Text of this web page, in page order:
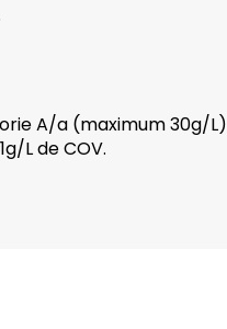
A/a (maximum 30g/L)
L de COV.